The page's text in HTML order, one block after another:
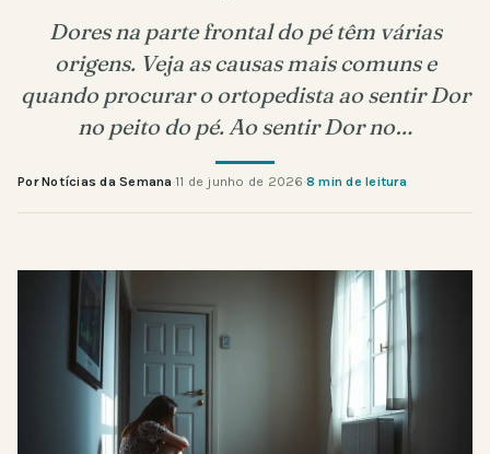
Dores na parte frontal do pé têm várias
origens. Veja as causas mais comuns e
quando procurar o ortopedista ao sentir Dor
no peito do pé. Ao sentir Dor no…
Por Notícias da Semana·11 de junho de 2026·8 min de leitura